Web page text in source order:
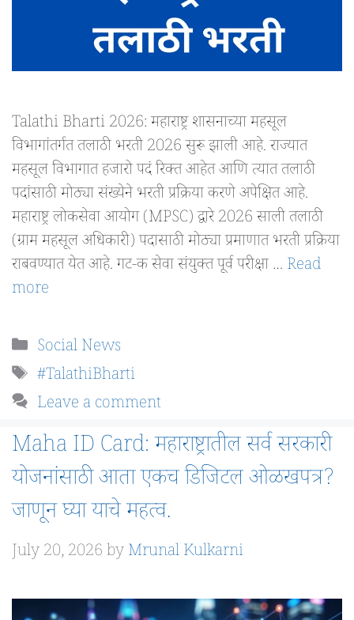
Talathi Bharti 2026: महाराष्ट्र शासनाच्या महसूल
विभागांतर्गत तलाठी भरती 2026 सुरू झाली आहे. राज्यात
महसूल विभागात हजारो पदं रिक्त आहेत आणि त्यात तलाठी
पदांसाठी मोठ्या संख्येने भरती प्रक्रिया करणे अपेक्षित आहे.
महाराष्ट्र लोकसेवा आयोग (MPSC) द्वारे 2026 साली तलाठी
(ग्राम महसूल अधिकारी) पदासाठी मोठ्या प्रमाणात भरती प्रक्रिया
राबवण्यात येत आहे. गट-क सेवा संयुक्त पूर्व परीक्षा … Read
more
Categories
Social News
Tags
#TalathiBharti
Leave a comment
Maha ID Card: महाराष्ट्रातील सर्व सरकारी
योजनांसाठी आता एकच डिजिटल ओळखपत्र?
जाणून घ्या याचे महत्व.
July 20, 2026byMrunal Kulkarni